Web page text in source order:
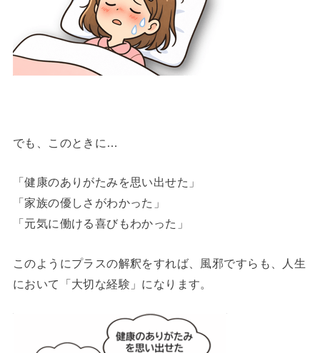
でも、このときに…
「健康のありがたみを思い出せた」
「家族の優しさがわかった」
「元気に働ける喜びもわかった」
このようにプラスの解釈をすれば、風邪ですらも、人生
において「大切な経験」になります。